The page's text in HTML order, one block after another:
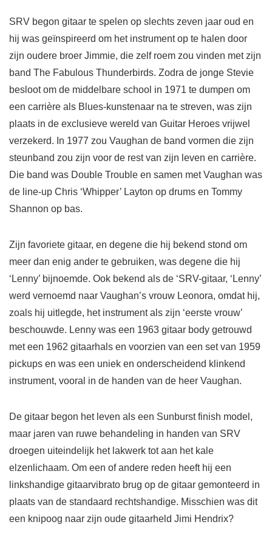
SRV begon gitaar te spelen op slechts zeven jaar oud en
hij was geïnspireerd om het instrument op te halen door
zijn oudere broer Jimmie, die zelf roem zou vinden met zijn
band The Fabulous Thunderbirds. Zodra de jonge Stevie
besloot om de middelbare school in 1971 te dumpen om
een carrière als Blues-kunstenaar na te streven, was zijn
plaats in de exclusieve wereld van Guitar Heroes vrijwel
verzekerd. In 1977 zou Vaughan de band vormen die zijn
steunband zou zijn voor de rest van zijn leven en carrière.
Die band was Double Trouble en samen met Vaughan was
de line-up Chris ‘Whipper’ Layton op drums en Tommy
Shannon op bas.
Zijn favoriete gitaar, en degene die hij bekend stond om
meer dan enig ander te gebruiken, was degene die hij
‘Lenny’ bijnoemde. Ook bekend als de ‘SRV-gitaar, ‘Lenny’
werd vernoemd naar Vaughan’s vrouw Leonora, omdat hij,
zoals hij uitlegde, het instrument als zijn ‘eerste vrouw’
beschouwde. Lenny was een 1963 gitaar body getrouwd
met een 1962 gitaarhals en voorzien van een set van 1959
pickups en was een uniek en onderscheidend klinkend
instrument, vooral in de handen van de heer Vaughan.
De gitaar begon het leven als een Sunburst finish model,
maar jaren van ruwe behandeling in handen van SRV
droegen uiteindelijk het lakwerk tot aan het kale
elzenlichaam. Om een of andere reden heeft hij een
linkshandige gitaarvibrato brug op de gitaar gemonteerd in
plaats van de standaard rechtshandige. Misschien was dit
een knipoog naar zijn oude gitaarheld Jimi Hendrix?